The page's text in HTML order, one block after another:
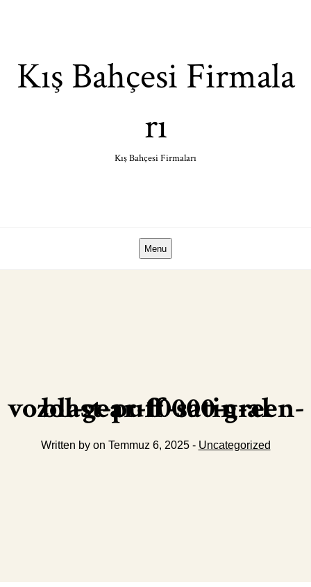
Kış Bahçesi Firmala
rı
Kış Bahçesi Firmaları
Menu
vozol-gear-10000-green-blast-puff-satin-al
Written by on Temmuz 6, 2025 - Uncategorized